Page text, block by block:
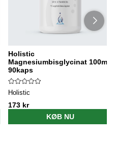
Holistic
Magnesiumbisglycinat 100mg
90kaps
Holistic
173 kr
KØB NU